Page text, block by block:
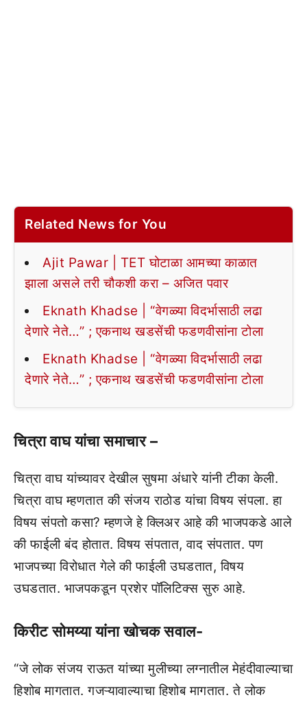
Related News for You
Ajit Pawar | TET घोटाळा आमच्या काळात
झाला असले तरी चौकशी करा – अजित पवार
Eknath Khadse | “वेगळ्या विदर्भासाठी लढा
देणारे नेते…” ; एकनाथ खडसेंची फडणवीसांना टोला
Eknath Khadse | “वेगळ्या विदर्भासाठी लढा
देणारे नेते…” ; एकनाथ खडसेंची फडणवीसांना टोला
चित्रा वाघ यांचा समाचार –
चित्रा वाघ यांच्यावर देखील सुषमा अंधारे यांनी टीका केली.
चित्रा वाघ म्हणतात की संजय राठोड यांचा विषय संपला. हा
विषय संपतो कसा? म्हणजे हे क्लिअर आहे की भाजपकडे आले
की फाईली बंद होतात. विषय संपतात, वाद संपतात. पण
भाजपच्या विरोधात गेले की फाईली उघडतात, विषय
उघडतात. भाजपकडून प्रशेर पॉलिटिक्स सुरु आहे.
किरीट सोमय्या यांना खोचक सवाल-
“जे लोक संजय राऊत यांच्या मुलीच्या लग्नातील मेहंदीवाल्याचा
हिशोब मागतात. गजऱ्यावाल्याचा हिशोब मागतात. ते लोक